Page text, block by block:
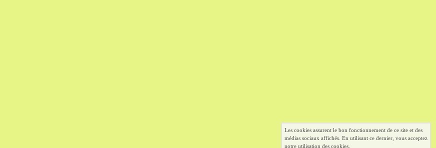
Les cookies assurent le bon fonctionnement de ce site et des
médias sociaux affichés. En utilisant ce dernier, vous acceptez
notre utilisation des cookies.